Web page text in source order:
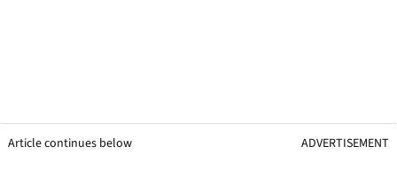
Article continues below ADVERTISEMENT